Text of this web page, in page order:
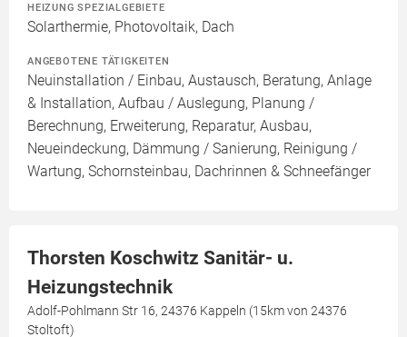
HEIZUNG SPEZIALGEBIETE
Solarthermie, Photovoltaik, Dach
ANGEBOTENE TÄTIGKEITEN
Neuinstallation / Einbau, Austausch, Beratung, Anlage
& Installation, Aufbau / Auslegung, Planung /
Berechnung, Erweiterung, Reparatur, Ausbau,
Neueindeckung, Dämmung / Sanierung, Reinigung /
Wartung, Schornsteinbau, Dachrinnen & Schneefänger
Thorsten Koschwitz Sanitär- u.
Heizungstechnik
Adolf-Pohlmann Str 16, 24376 Kappeln (15km von 24376
Stoltoft)